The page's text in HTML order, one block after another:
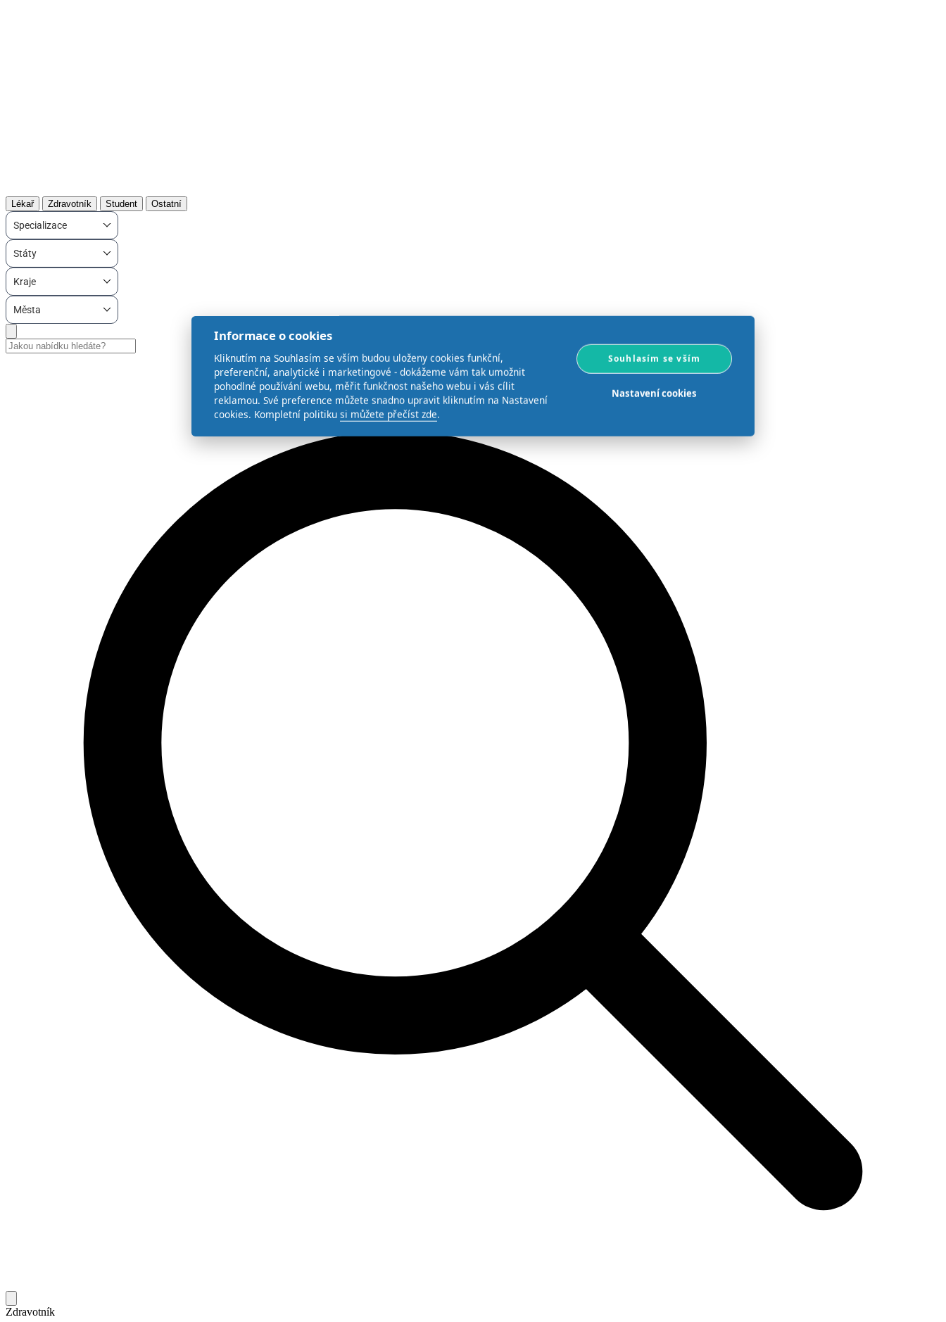
Lékař Zdravotník Student Ostatní
Specializace
Státy
Kraje
Města
Zdravotník
Informace o cookies
Kliknutím na Souhlasím se vším budou uloženy cookies funkční,
preferenční, analytické i marketingové - dokážeme vám tak umožnit
pohodlné používání webu, měřit funkčnost našeho webu i vás cílit
reklamou. Své preference můžete snadno upravit kliknutím na Nastavení
cookies. Kompletní politiku si můžete přečíst zde.
Souhlasím se vším
Nastavení cookies